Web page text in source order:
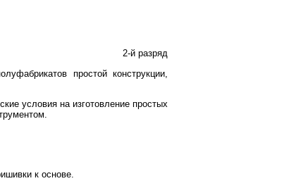
2-й разряд
простой конструкции,
условия на изготовление простых
к основе.